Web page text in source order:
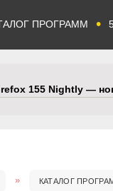
ПРОГРАММ •
155 Nightly —
КАТАЛОГ